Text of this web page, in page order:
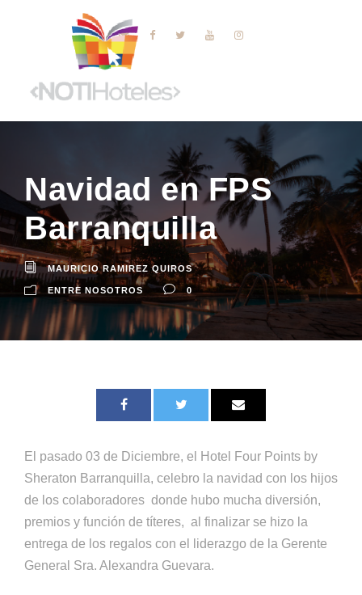
Navidad en FPS
Barranquilla
MAURICIO RAMIREZ QUIROS
ENTRE NOSOTROS 0
El pasado 03 de Diciembre, el Hotel Four Points by
Sheraton Barranquilla, celebro la navidad con los hijos
de los colaboradores donde hubo mucha diversión,
premios y función de títeres, al finalizar se hizo la
entrega de los regalos con el liderazgo de la Gerente
General Sra. Alexandra Guevara.